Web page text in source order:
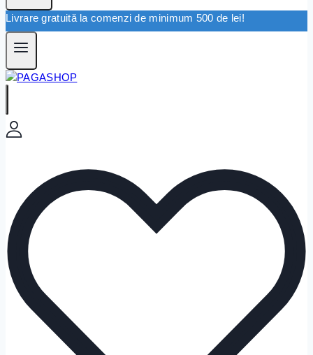
Livrare gratuită la comenzi de minimum 500 de lei!